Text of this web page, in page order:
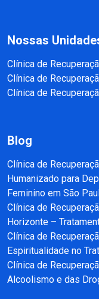
Nossas
Clínica de
Clínica de
Clínica de
Blog
Clínica de
Humanizado para
Feminino em São
Clínica de
Horizonte –
Clínica de
Espiritualidade no
Clínica de
Alcoolismo e das